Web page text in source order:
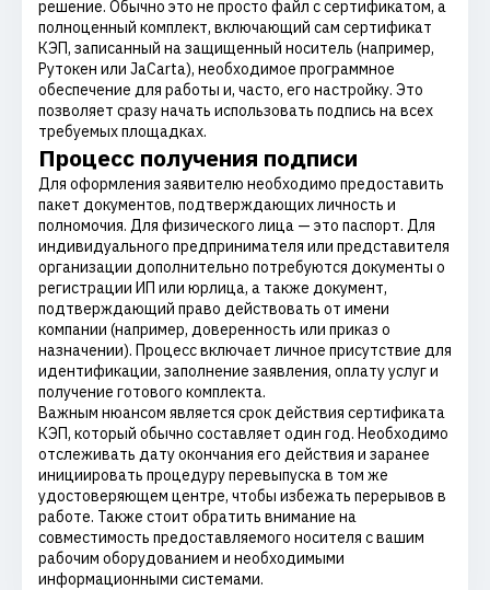
решение. Обычно это не просто файл с сертификатом, а
полноценный комплект, включающий сам сертификат
КЭП, записанный на защищенный носитель (например,
Рутокен или JaCarta), необходимое программное
обеспечение для работы и, часто, его настройку. Это
позволяет сразу начать использовать подпись на всех
требуемых площадках.
Процесс получения подписи
Для оформления заявителю необходимо предоставить
пакет документов, подтверждающих личность и
полномочия. Для физического лица — это паспорт. Для
индивидуального предпринимателя или представителя
организации дополнительно потребуются документы о
регистрации ИП или юрлица, а также документ,
подтверждающий право действовать от имени
компании (например, доверенность или приказ о
назначении). Процесс включает личное присутствие для
идентификации, заполнение заявления, оплату услуг и
получение готового комплекта.
Важным нюансом является срок действия сертификата
КЭП, который обычно составляет один год. Необходимо
отслеживать дату окончания его действия и заранее
инициировать процедуру перевыпуска в том же
удостоверяющем центре, чтобы избежать перерывов в
работе. Также стоит обратить внимание на
совместимость предоставляемого носителя с вашим
рабочим оборудованием и необходимыми
информационными системами.